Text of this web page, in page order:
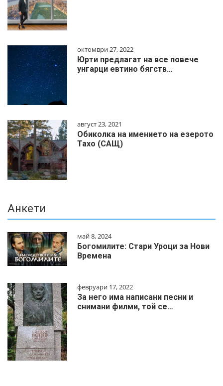
октомври 27, 2022
Юрти предлагат на все повече
унгарци евтино бягств…
август 23, 2021
Обиколка на имението на езерото
Тахо (САЩ)
Анкети
май 8, 2024
Богомилите: Стари Уроци за Нови
Времена
февруари 17, 2022
За него има написани песни и
снимани филми, той се…